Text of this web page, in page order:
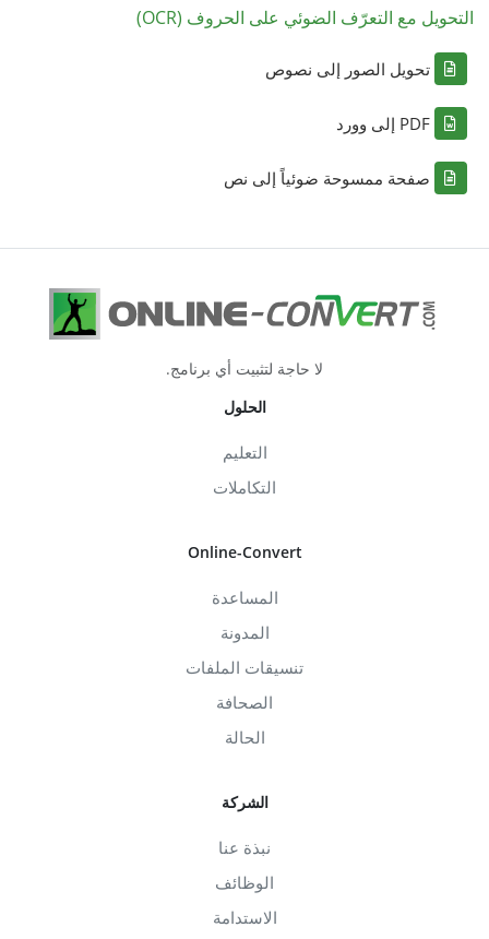
التحويل مع التعرّف الضوئي على الحروف (OCR)
تحويل الصور إلى نصوص
PDF إلى وورد
صفحة ممسوحة ضوئياً إلى نص
لا حاجة لتثبيت أي برنامج.
الحلول
التعليم
التكاملات
Online-Convert
المساعدة
المدونة
تنسيقات الملفات
الصحافة
الحالة
الشركة
نبذة عنا
الوظائف
الاستدامة